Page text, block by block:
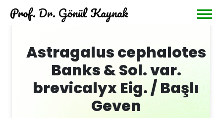
Prof. Dr. Gönül Kaynak
Astragalus cephalotes
Banks & Sol. var.
brevicalyx Eig. / Başlı
Geven